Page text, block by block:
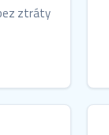
ztráty